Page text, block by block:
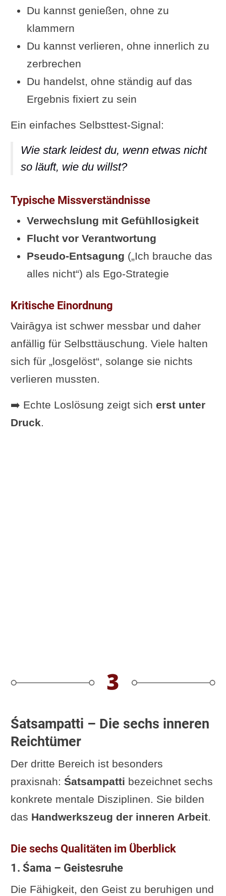
Du kannst genießen, ohne zu
klammern
Du kannst verlieren, ohne innerlich zu
zerbrechen
Du handelst, ohne ständig auf das
Ergebnis fixiert zu sein
Ein einfaches Selbsttest-Signal:
Wie stark leidest du, wenn etwas nicht
so läuft, wie du willst?
Typische Missverständnisse
Verwechslung mit Gefühllosigkeit
Flucht vor Verantwortung
Pseudo-Entsagung („Ich brauche das
alles nicht“) als Ego-Strategie
Kritische Einordnung
Vairāgya ist schwer messbar und daher
anfällig für Selbsttäuschung. Viele halten
sich für „losgelöst“, solange sie nichts
verlieren mussten.
➡️ Echte Loslösung zeigt sich erst unter
Druck.
Śatsampatti – Die sechs inneren
Reichtümer
Der dritte Bereich ist besonders
praxisnah: Śatsampatti bezeichnet sechs
konkrete mentale Disziplinen. Sie bilden
das Handwerkszeug der inneren Arbeit.
Die sechs Qualitäten im Überblick
1. Śama – Geistesruhe
Die Fähigkeit, den Geist zu beruhigen und